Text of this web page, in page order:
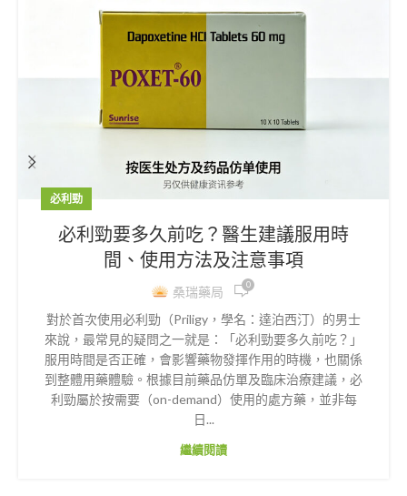
必利勁
必利勁要多久前吃？醫生建議服用時
間、使用方法及注意事項
桑瑞藥局 0
對於首次使用必利勁（Priligy，學名：達泊西汀）的男士
來說，最常見的疑問之一就是：「必利勁要多久前吃？」
服用時間是否正確，會影響藥物發揮作用的時機，也關係
到整體用藥體驗。根據目前藥品仿單及臨床治療建議，必
利勁屬於按需要（on-demand）使用的處方藥，並非每
日...
繼續閱讀